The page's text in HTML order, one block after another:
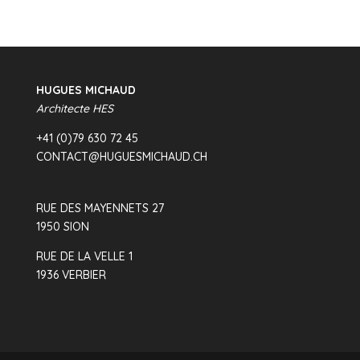
HUGUES MICHAUD
Architecte HES
+41 (0)79 630 72 45
CONTACT@HUGUESMICHAUD.CH
RUE DES MAYENNETS 27
1950 SION
RUE DE LA VELLE 1
1936 VERBIER